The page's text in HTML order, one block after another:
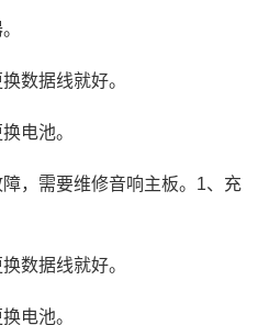
数据线就好。
电池。
，需要维修音响主板。1、充
数据线就好。
电池。